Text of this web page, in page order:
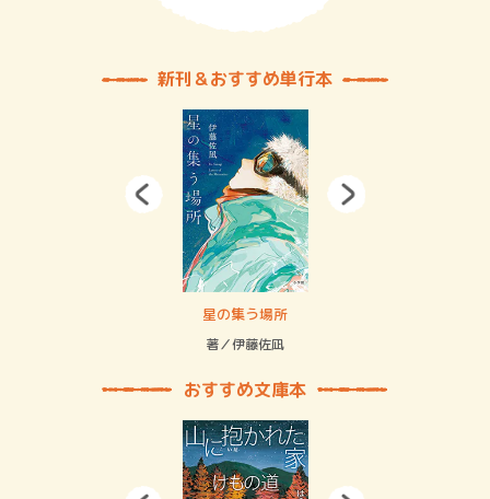
新刊＆おすすめ単行本
星の集う場所
著／伊藤佐凪
おすすめ文庫本